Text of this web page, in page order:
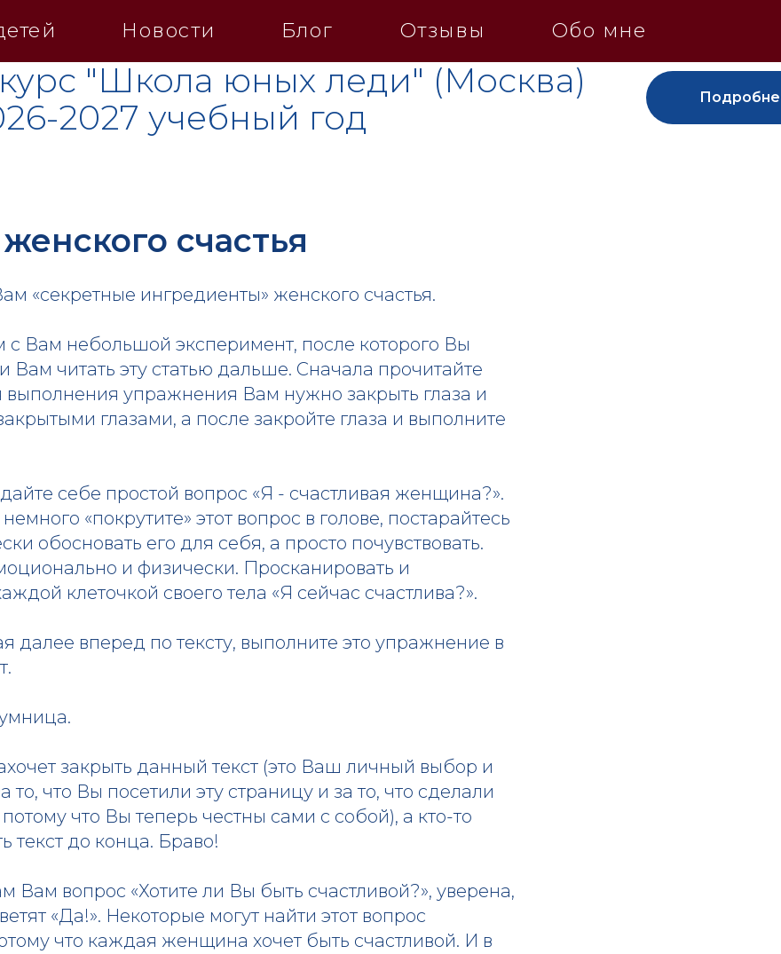
Новости Блог Отзывы Обо мне
"Школа юных леди" (Москва)
2027 учебный год
счастья
«секретные ингредиенты» женского счастья.
с Вам небольшой эксперимент, после которого Вы
Вам читать эту статью дальше. Сначала прочитайте
выполнения упражнения Вам нужно закрыть глаза и
глазами, а после закройте глаза и выполните
себе простой вопрос «Я - счастливая женщина?».
«покрутите» этот вопрос в голове, постарайтесь
обосновать его для себя, а просто почувствовать.
и физически. Просканировать и
клеточкой своего тела «Я сейчас счастлива?».
далее вперед по тексту, выполните это упражнение в
закрыть данный текст (это Ваш личный выбор и
то, что Вы посетили эту страницу и за то, что сделали
что Вы теперь честны сами с собой), а кто-то
текст до конца. Браво!
Вам вопрос «Хотите ли Вы быть счастливой?», уверена,
«Да!». Некоторые могут найти этот вопрос
что каждая женщина хочет быть счастливой. И в